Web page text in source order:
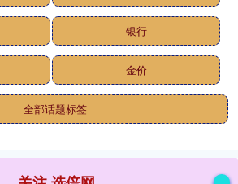
银行
金价
全部话题标签